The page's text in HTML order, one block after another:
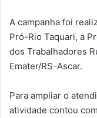
A campanha foi
Pró-Rio Taquari, a
dos Trabalhadores
Emater/RS-Ascar.
Para ampliar o
atividade contou